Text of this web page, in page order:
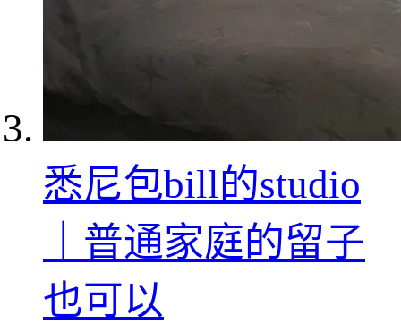
悉尼包bill的studio
｜普通家庭的留子
也可以